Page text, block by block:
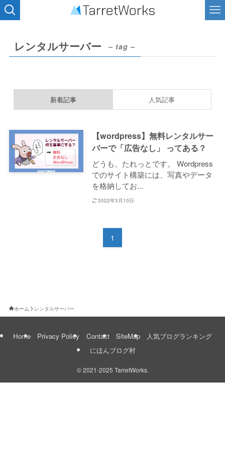
レンタルサーバー – tag –
新着記事 人気記事
【wordpress】無料レンタルサー
バーで「広告なし」 ってある？
どうも、たれっとです。 Wordpress
でのサイト構築には、写真やデータ
を格納してお...
2022年3月10日
1
ホーム レンタルサーバー
Home Privacy Policy Contact SiteMap
人気ブログランキング
にほんブログ村
©2021-2025 TarretWorks.